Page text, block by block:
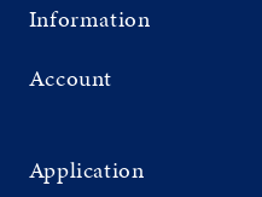
Information
Account
Application